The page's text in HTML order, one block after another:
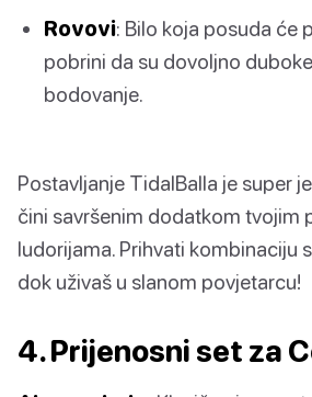
Rovovi: Bilo koja posuda će
pobrini da su dovoljno
bodovanje.
Postavljanje TidalBalla je super
čini savršenim dodatkom tvojim
ludorijama. Prihvati kombinaciju
dok uživaš u slanom povjetarcu!
4. Prijenosni set za